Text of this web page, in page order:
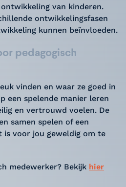
van kinderen.
ontwikkelingsfasen
kunnen beïnvloeden.
pedagogisch
vinden en waar ze goed in
een spelende manier leren
en vertrouwd voelen. De
samen spelen of een
is voor jou geweldig om te
medewerker? Bekijk hier